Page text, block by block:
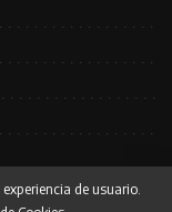
de usuario.